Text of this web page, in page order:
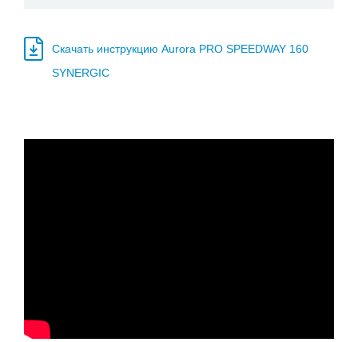
Скачать инструкцию Aurora PRO SPEEDWAY 160
SYNERGIC